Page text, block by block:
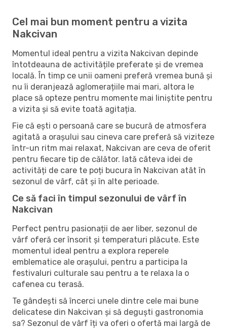
Cel mai bun moment pentru a vizita
Nakcivan
Momentul ideal pentru a vizita Nakcivan depinde
întotdeauna de activitățile preferate și de vremea
locală. În timp ce unii oameni preferă vremea bună și
nu îi deranjează aglomerațiile mai mari, altora le
place să opteze pentru momente mai liniștite pentru
a vizita și să evite toată agitația.
Fie că ești o persoană care se bucură de atmosfera
agitată a orașului sau cineva care preferă să viziteze
într-un ritm mai relaxat, Nakcivan are ceva de oferit
pentru fiecare tip de călător. Iată câteva idei de
activități de care te poți bucura în Nakcivan atât în ​​
sezonul de vârf, cât și în alte perioade.
Ce să faci în timpul sezonului de vârf în
Nakcivan
Perfect pentru pasionații de aer liber, sezonul de
vârf oferă cer însorit și temperaturi plăcute. Este
momentul ideal pentru a explora reperele
emblematice ale orașului, pentru a participa la
festivaluri culturale sau pentru a te relaxa la o
cafenea cu terasă.
Te gândești să încerci unele dintre cele mai bune
delicatese din Nakcivan și să deguști gastronomia
sa? Sezonul de vârf îți va oferi o ofertă mai largă de